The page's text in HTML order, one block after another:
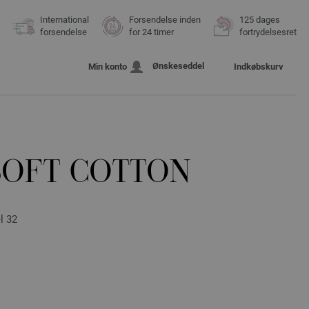
International
forsendelse
Forsendelse inden
for 24 timer
125 dages
fortrydelsesret
Min konto Ønskeseddel Indkøbskurv
COTTON
32